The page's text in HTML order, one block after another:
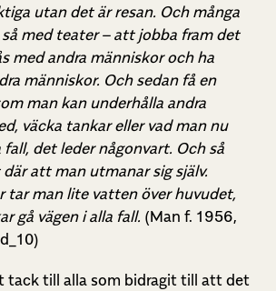
utan det är resan. Och många
med teater – att jobba fram det
med andra människor och ha
människor. Och sedan få en
man kan underhålla andra
väcka tankar eller vad man nu
fall, det leder någonvart. Och så
att man utmanar sig själv.
tar man lite vatten över huvudet,
gå vägen i alla fall. (Man f. 1956,
tack till alla som bidragit till att det